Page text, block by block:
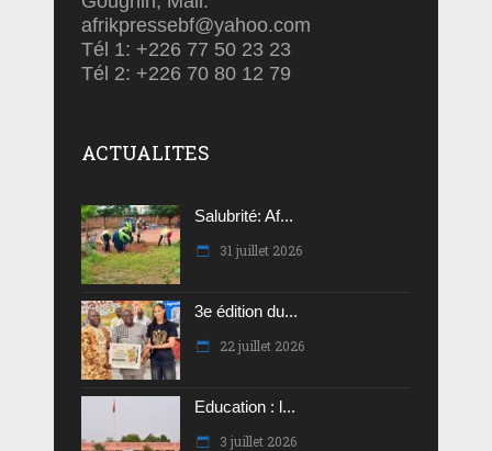
afrikpressebf@yahoo.com
Tél 1: +226 77 50 23 23
Tél 2: +226 70 80 12 79
ACTUALITES
Salubrité: Af...
31 juillet 2026
3e édition du...
22 juillet 2026
Education : l...
3 juillet 2026